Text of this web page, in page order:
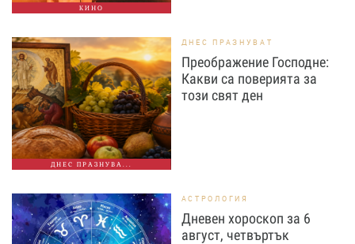
КИНО
ДНЕС ПРАЗНУВА...
ДНЕС ПРАЗНУВАТ
Преображение Господне:
Какви са поверията за
този свят ден
АСТРОЛОГИЯ
Дневен хороскоп за 6
август, четвъртък